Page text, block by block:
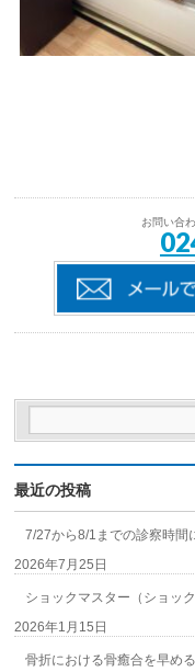
お問い合
最近の投稿
7/27から8/1までの診察時間
2026年7月25日
ショックマスター（ショッ
2026年1月15日
骨折における骨癒合を早め